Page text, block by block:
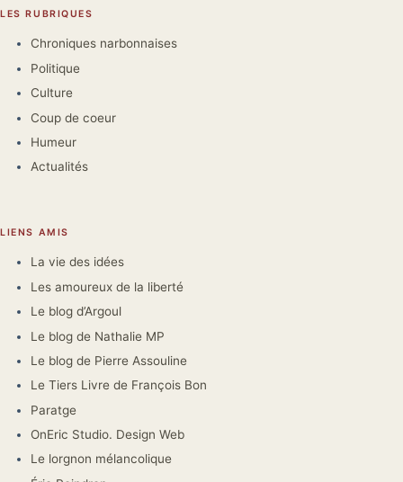
LES RUBRIQUES
Chroniques narbonnaises
Politique
Culture
Coup de coeur
Humeur
Actualités
LIENS AMIS
La vie des idées
Les amoureux de la liberté
Le blog d’Argoul
Le blog de Nathalie MP
Le blog de Pierre Assouline
Le Tiers Livre de François Bon
Paratge
OnEric Studio. Design Web
Le lorgnon mélancolique